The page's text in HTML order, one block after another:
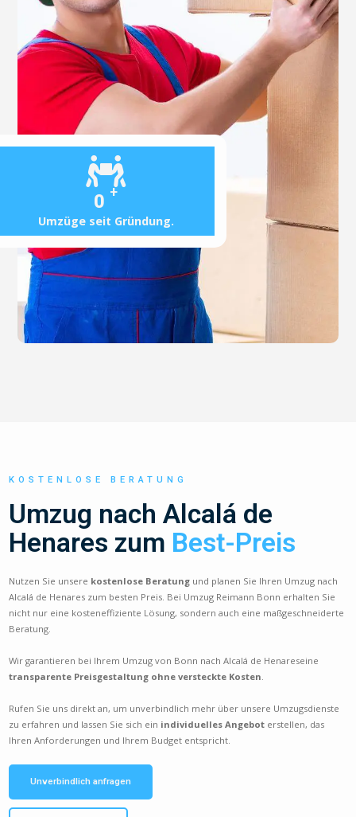
0 +
Umzüge seit Gründung.
KOSTENLOSE BERATUNG
Umzug nach Alcalá de
Henares zum Best-Preis
Nutzen Sie unsere kostenlose Beratung und planen Sie Ihren Umzug nach
Alcalá de Henares zum besten Preis. Bei Umzug Reimann Bonn erhalten Sie
nicht nur eine kosteneffiziente Lösung, sondern auch eine maßgeschneiderte
Beratung.
Wir garantieren bei Ihrem Umzug von Bonn nach Alcalá de Henareseine
transparente Preisgestaltung ohne versteckte Kosten
Rufen Sie uns direkt an, um unverbindlich mehr über unsere Umzugsdienste
zu erfahren und lassen Sie sich ein individuelles Angebot erstellen, das
Ihren Anforderungen und Ihrem Budget entspricht.
Unverbindlich anfragen